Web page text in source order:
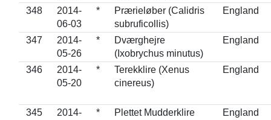
348
2014-
06-03
*
Prærieløber (Calidris
subruficollis)
England
347
2014-
05-26
*
Dværghejre
(Ixobrychus minutus)
England
346
2014-
05-20
*
Terekklire (Xenus
cinereus)
England
345
2014-
*
Plettet Mudderklire
England